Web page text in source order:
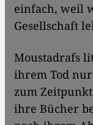
einfach, weil
Gesellschaft
Moustadrafs
ihrem Tod
zum
ihre Bücher